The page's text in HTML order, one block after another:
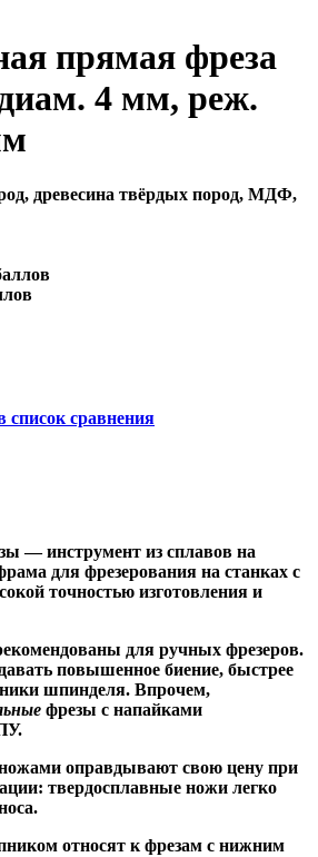
прямая фреза
4 мм, реж.
древесина твёрдых пород, МДФ,
список сравнения
— инструмент из сплавов на
для фрезерования на станках с
точностью изготовления и
для ручных фрезеров.
повышенное биение, быстрее
шпинделя. Впрочем,
фрезы с напайками
оправдывают свою цену при
твердосплавные ножи легко
относят к фрезам с нижним